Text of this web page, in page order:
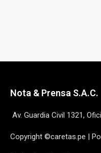
Nota & Prensa S.A.C.
Av. Guardia Civil 1321,
Copyright ©caretas.pe |